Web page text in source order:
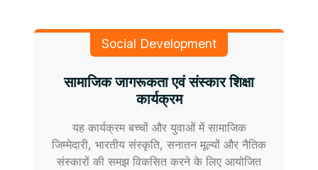
Social Development
सामाजिक जागरूकता एवं संस्कार शिक्षा
कार्यक्रम
यह कार्यक्रम बच्चों और युवाओं में सामाजिक
जिम्मेदारी, भारतीय संस्कृति, सनातन मूल्यों और नैतिक
संस्कारों की समझ विकसित करने के लिए आयोजित